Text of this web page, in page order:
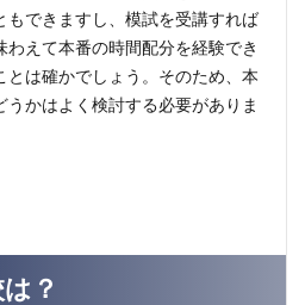
もできますし、模試を受講すれば
えて本番の時間配分を経験でき
とは確かでしょう。そのため、本
かはよく検討する必要がありま
？